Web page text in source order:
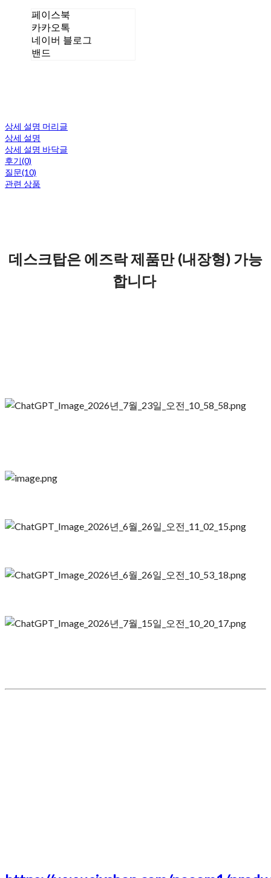
페이스북
카카오톡
네이버 블로그
밴드
상세 설명 머리글
상세 설명
상세 설명 바닥글
후기(0)
질문(10)
관련 상품
데스크탑은 에즈락 제품만 (내장형) 가능
합니다